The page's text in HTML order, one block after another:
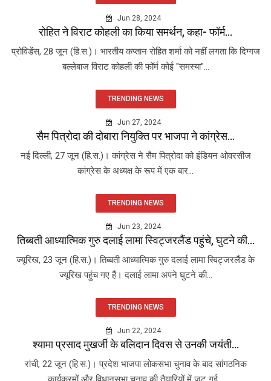
Jun 28, 2024
रोहित ने विराट कोहली का किया समर्थन, कहा- फॉर्म...
प्रोविडेंस, 28 जून (हि.स.)। भारतीय कप्तान रोहित शर्मा को नहीं लगता कि दिग्गज
बल्लेबाज विराट कोहली की फॉर्म कोई "समस्या"...
TRENDING NEWS
Jun 27, 2024
सैम पित्रोदा की दोबारा नियुक्ति पर भाजपा ने कांग्रेस...
नई दिल्ली, 27 जून (हि.स.)। कांग्रेस ने सैम पित्रोदा को इंडियन ओवरसीज
कांग्रेस के अध्यक्ष के रूप में एक बार...
TRENDING NEWS
Jun 23, 2024
तिब्बती आध्यात्मिक गुरु दलाई लामा स्विट्जरलैंड पहुंचे, घुटने की...
ज्यूरिख, 23 जून (हि.स.)। तिब्बती आध्यात्मिक गुरु दलाई लामा स्विट्जरलैंड के
ज्यूरिख पहुंच गए हैं। दलाई लामा अपने घुटने की...
TRENDING NEWS
Jun 22, 2024
श्यामा प्रसाद मुखर्जी के बलिदान दिवस से उनकी जयंती...
रांची, 22 जून (हि.स.)। प्रदेश भाजपा लोकसभा चुनाव के बाद सांगठनिक